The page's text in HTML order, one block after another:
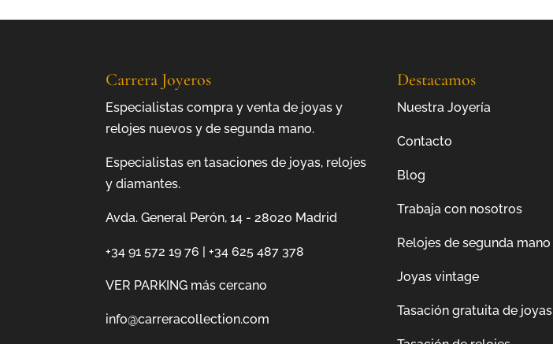
Carrera Joyeros
Especialistas compra y venta de joyas y
relojes nuevos y de segunda mano.
Especialistas en tasaciones de joyas, relojes
y diamantes.
Avda. General Perón, 14 - 28020 Madrid
+34 91 572 19 76 |+34 625 487 378
VER PARKING más cercano
info@carreracollection.com
Destacamos
Nuestra Joyería
Contacto
Blog
Trabaja con nosotros
Relojes de segunda mano
Joyas vintage
Tasación gratuita de joyas